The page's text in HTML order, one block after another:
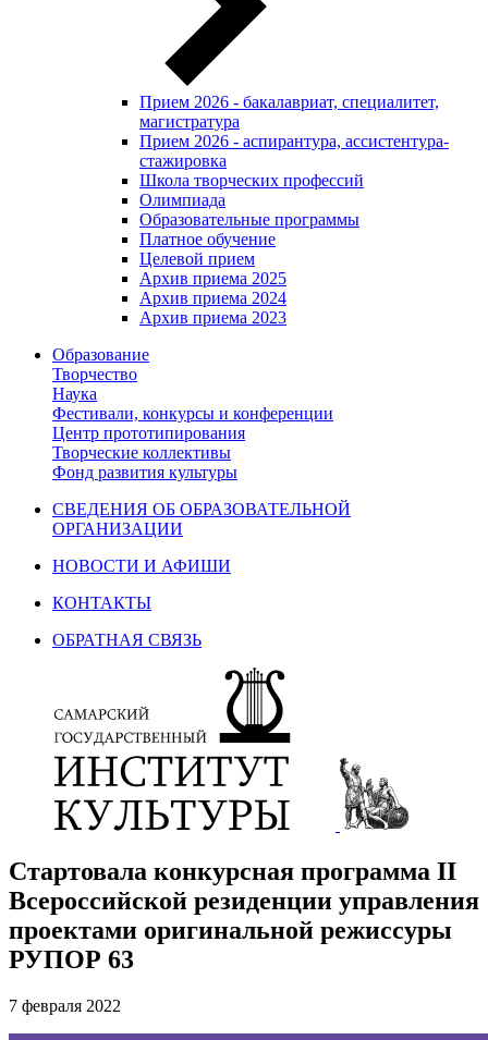
Прием 2026 - бакалавриат, специалитет,
магистратура
Прием 2026 - аспирантура, ассистентура-
стажировка
Школа творческих профессий
Олимпиада
Образовательные программы
Платное обучение
Целевой прием
Архив приема 2025
Архив приема 2024
Архив приема 2023
Образование
Творчество
Наука
Фестивали, конкурсы и конференции
Центр прототипирования
Творческие коллективы
Фонд развития культуры
СВЕДЕНИЯ ОБ ОБРАЗОВАТЕЛЬНОЙ
ОРГАНИЗАЦИИ
НОВОСТИ И АФИШИ
КОНТАКТЫ
ОБРАТНАЯ СВЯЗЬ
Стартовала конкурсная программа II
Всероссийской резиденции управления
проектами оригинальной режиссуры
РУПОР 63
7 февраля 2022